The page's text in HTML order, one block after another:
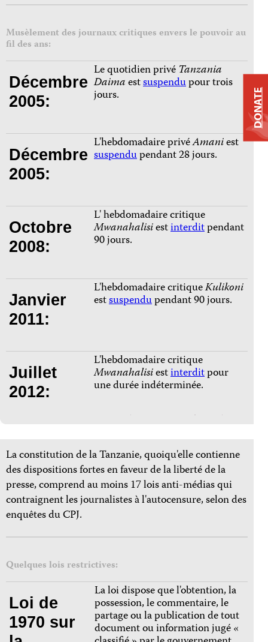
Musèlement des journaux critiques envers le pouvoir au
fil des ans:
Décembre
2005:
Le quotidien privé Tanzania
Daimaestsuspendupour trois
jours.
Décembre
2005:
L'hebdomadaire privéAmaniest
suspendupendant 28 jours.
Octobre
2008:
L' hebdomadaire critique
Mwanahalisiestinterditpendant
90 jours.
Janvier
2011:
L'hebdomadaire critiqueKulikoni
estsuspendupendant 90 jours.
Juillet
2012:
L'hebdomadaire critique
Mwanahalisiestinterditpour
une durée indéterminée.
La constitution de la Tanzanie, quoiqu'elle contienne
des dispositions fortes en faveur de la liberté de la
presse, comprend au moins 17 lois anti-médias qui
contraignent les journalistes à l'autocensure, selon des
enquêtes du CPJ.
Quelques lois restrictives:
Loi de
1970 sur
La loi dispose que l'obtention, la
possession, le commentaire, le
partage ou la publication de tout
document ou information jugé «
DONATE